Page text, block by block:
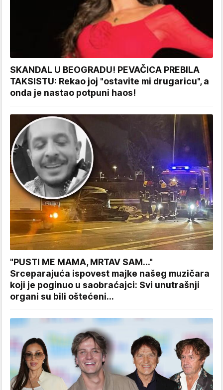
SKANDAL U BEOGRADU! PEVAČICA PREBILA
TAKSISTU: Rekao joj "ostavite mi drugaricu", a
onda je nastao potpuni haos!
"PUSTI ME MAMA, MRTAV SAM..."
Srceparajuća ispovest majke našeg muzičara
koji je poginuo u saobraćajci: Svi unutrašnji
organi su bili oštećeni...